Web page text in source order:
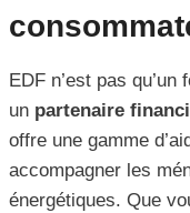
EDF n’est pas
un partenaire
offre une gamme
accompagner les
énergétiques. Que